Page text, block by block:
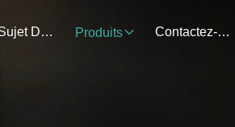
Au Sujet De Nous Produits Contactez-Nous